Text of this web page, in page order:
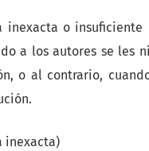
inexacta o
a los autores se
o al contrario,
inexacta)